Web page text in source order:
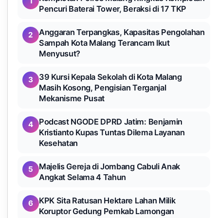
Pencuri Baterai Tower, Beraksi di 17 TKP
2
Anggaran Terpangkas, Kapasitas Pengolahan
Sampah Kota Malang Terancam Ikut
Menyusut?
3
39 Kursi Kepala Sekolah di Kota Malang
Masih Kosong, Pengisian Terganjal
Mekanisme Pusat
4
Podcast NGODE DPRD Jatim: Benjamin
Kristianto Kupas Tuntas Dilema Layanan
Kesehatan
5
Majelis Gereja di Jombang Cabuli Anak
Angkat Selama 4 Tahun
6
KPK Sita Ratusan Hektare Lahan Milik
Koruptor Gedung Pemkab Lamongan